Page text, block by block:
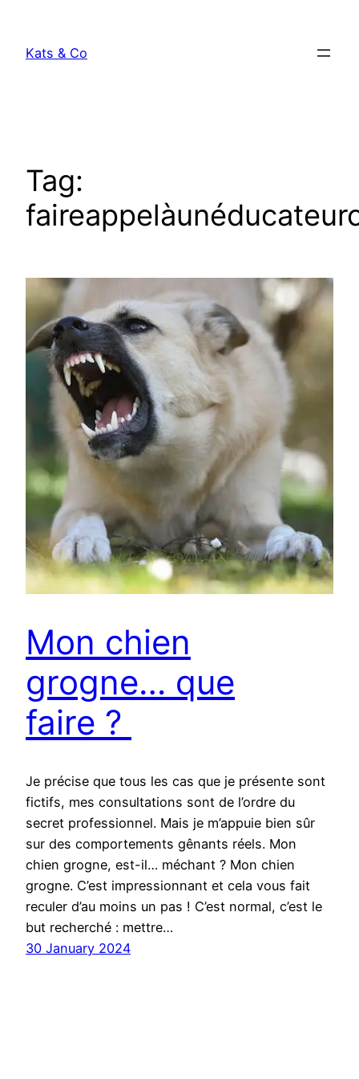
content
Kats & Co
Tag:
Mon chien
grogne… que
faire ?
Je précise que tous les cas que je présente sont
fictifs, mes consultations sont de l’ordre du
secret professionnel. Mais je m’appuie bien sûr
sur des comportements gênants réels. Mon
chien grogne, est-il… méchant ? Mon chien
grogne. C’est impressionnant et cela vous fait
reculer d’au moins un pas ! C’est normal, c’est le
but recherché : mettre…
30 January 2024